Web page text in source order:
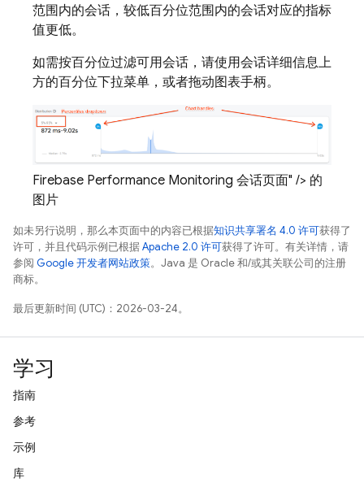
范围内的会话，较低百分位范围内的会话对应的指标
值更低。
如需按百分位过滤可用会话，请使用会话详细信息上
方的百分位下拉菜单，或者拖动图表手柄。
Firebase Performance Monitoring 会话页面" /> 的
图片
如未另行说明，那么本页面中的内容已根据知识共享署名 4.0 许可获得了
许可，并且代码示例已根据Apache 2.0 许可获得了许可。有关详情，请
参阅 Google 开发者网站政策。Java 是 Oracle 和/或其关联公司的注册
商标。
最后更新时间 (UTC)：2026-03-24。
学习
指南
参考
示例
库